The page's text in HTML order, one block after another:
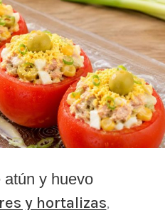
atún y huevo
y hortalizas,